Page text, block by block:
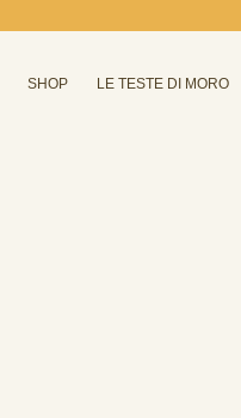
SHOP LE TESTE DI MORO